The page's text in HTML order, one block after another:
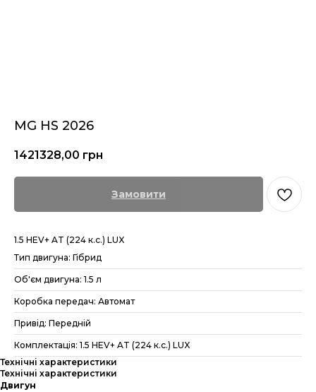
MG HS 2026
1421328,00 грн
Замовити
1.5 HEV+ AT (224 к.с.) LUX
Тип двигуна: Гібрид
Об'єм двигуна: 1.5 л
Коробка передач: Автомат
Привід: Передній
Комплектація: 1.5 HEV+ AT (224 к.с.) LUX
Технічні характеристики
Технічні характеристики
Двигун